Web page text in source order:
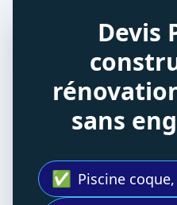
Devis
sans
✅ Piscine